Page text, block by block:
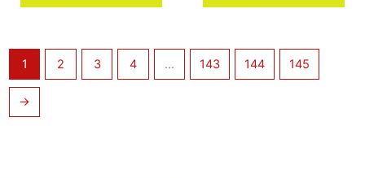
1 2 3 4 … 143 144 145
→